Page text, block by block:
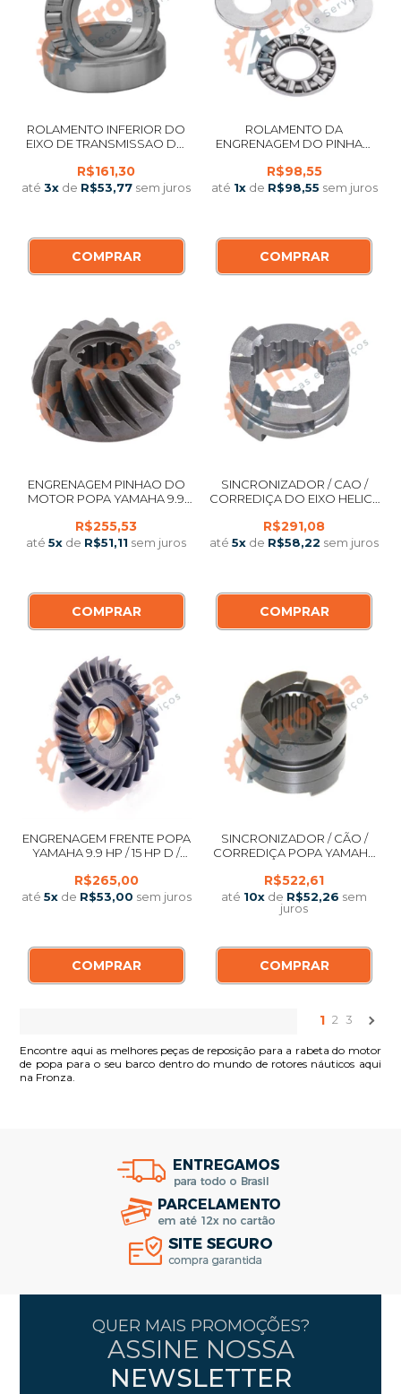
ROLAMENTO INFERIOR DO
EIXO DE TRANSMISSAO DO
/ 30 / 40 J-G / 48 / 50 / 55 / 60
HP
R$161,30
até3x de R$53,77 sem juros
COMPRAR
ROLAMENTO DA
ENGRENAGEM DO PINHAO
YAMAHA 9.9 / 15 HP 2 E 4
TEMPOS
R$98,55
até 1xde R$98,55 sem juros
COMPRAR
ENGRENAGEM PINHAO DO
MOTOR POPA YAMAHA 9.9
FMHS 13 DENTES
R$255,53
até5x de R$51,11 sem juros
COMPRAR
SINCRONIZADOR / CAO /
CORREDIÇA DO EIXO HELICE
15 HP D F FMHS / 20 HP F20 4T
R$291,08
até5x de R$58,22 sem juros
COMPRAR
ENGRENAGEM FRENTE POPA
YAMAHA 9.9 HP / 15 HP D /
R$265,00
até 5xde R$53,00 sem juros
COMPRAR
SINCRONIZADOR / CÃO /
CORREDIÇA POPA YAMAHA
R$522,61
até 10x de R$52,26 sem
juros
COMPRAR
1 2 3
Encontre aqui as melhores peças de reposição para a rabeta do motor
de popa para o seu barco dentro do mundo de rotores náuticos aqui
na Fronza.
QUER MAIS PROMOÇÕES?
ASSINE NOSSA
NEWSLETTER